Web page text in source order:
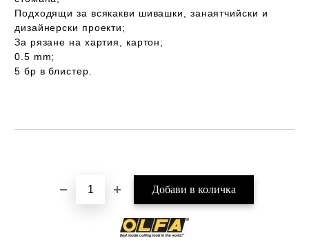
Подходящи за всякакви шивашки, занаятчийски и
дизайнерски проекти;
За рязане на хартия, картон;
0.5 mm;
5 бр в блистер.